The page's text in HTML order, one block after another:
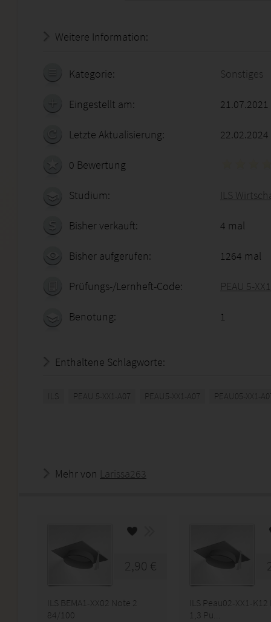
Weitere Information:
Kategorie: Sonstiges
Eingestellt am:
Letzte Aktualisierung: 22.02.2024
0 Bewertung
Studium: ILS
Bisher verkauft: 4 mal
Bisher aufgerufen: 1264 mal
Prüfungs-/Lernheft-Code: PEAU 5-
Benotung: 1
Enthaltene Schlagworte:
ILS PEAU 5-XX1-A07 PEAU5-XX1-A07 PEAU05-XX1-
Mehr von Larissa263
2,90 €
ILS BEMA1-XX02 Note 2
84/100
ILS Peau02-XX1-
1,3 Pu...